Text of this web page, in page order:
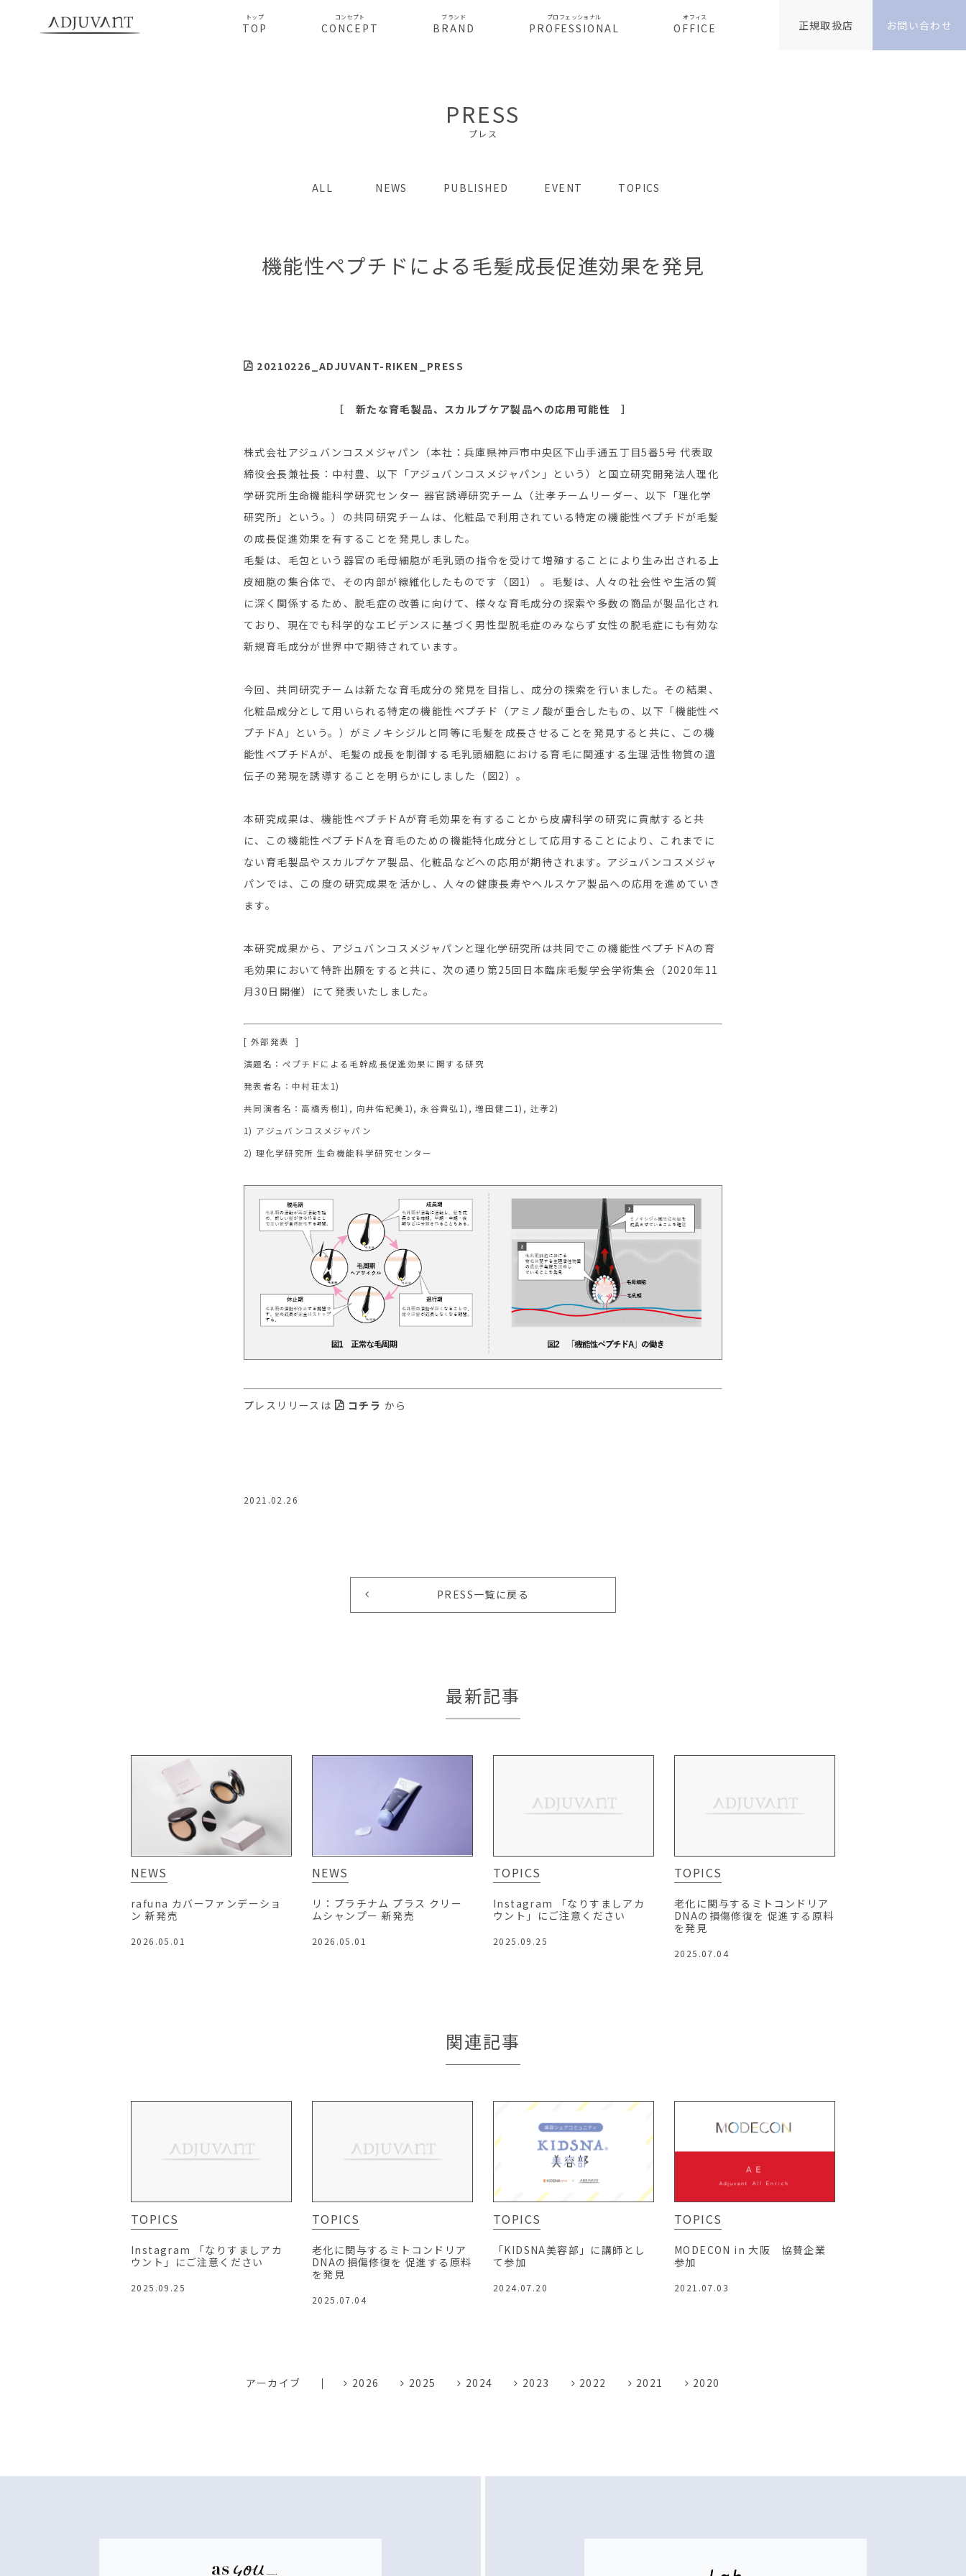
トップ
TOP
コンセプト
CONCEPT
ブランド
BRAND
プロフェッショナル
PROFESSIONAL
オフィス
OFFICE 正規取扱店 お問い合わせ
PRESS
プレス
ALL NEWS PUBLISHED EVENT TOPICS
機能性ペプチドによる毛髪成長促進効果を発見
20210226_ADJUVANT-RIKEN_PRESS
［ 新たな育毛製品、スカルプケア製品への応用可能性 ］
株式会社アジュバンコスメジャパン（本社：兵庫県神戸市中央区下山手通五丁目5番5号 代表取
締役会長兼社長：中村豊、以下「アジュバンコスメジャパン」という）と国立研究開発法人理化
学研究所生命機能科学研究センター 器官誘導研究チーム（辻孝チームリーダー、以下「理化学
研究所」という。）の共同研究チームは、化粧品で利用されている特定の機能性ペプチドが毛髪
の成長促進効果を有することを発見しました。
毛髪は、毛包という器官の毛母細胞が毛乳頭の指令を受けて増殖することにより生み出される上
皮細胞の集合体で、その内部が線維化したものです（図1） 。毛髪は、人々の社会性や生活の質
に深く関係するため、脱毛症の改善に向けて、様々な育毛成分の探索や多数の商品が製品化され
ており、現在でも科学的なエビデンスに基づく男性型脱毛症のみならず女性の脱毛症にも有効な
新規育毛成分が世界中で期待されています。
今回、共同研究チームは新たな育毛成分の発見を目指し、成分の探索を行いました。その結果、
化粧品成分として用いられる特定の機能性ペプチド（アミノ酸が重合したもの、以下「機能性ペ
プチドA」という。）がミノキシジルと同等に毛髪を成長させることを発見すると共に、この機
能性ペプチドAが、毛髪の成長を制御する毛乳頭細胞における育毛に関連する生理活性物質の遺
伝子の発現を誘導することを明らかにしました（図2）。
本研究成果は、機能性ペプチドAが育毛効果を有することから皮膚科学の研究に貢献すると共
に、この機能性ペプチドAを育毛のための機能特化成分として応用することにより、これまでに
ない育毛製品やスカルプケア製品、化粧品などへの応用が期待されます。アジュバンコスメジャ
パンでは、この度の研究成果を活かし、人々の健康長寿やヘルスケア製品への応用を進めていき
ます。
本研究成果から、アジュバンコスメジャパンと理化学研究所は共同でこの機能性ペプチドAの育
毛効果において特許出願をすると共に、次の通り第25回日本臨床毛髪学会学術集会（2020年11
月30日開催）にて発表いたしました。
[ 外部発表 ]
演題名：ペプチドによる毛幹成長促進効果に関する研究
発表者名：中村荘太1)
共同演者名：高橋秀樹1), 向井佑紀美1), 永谷貴弘1), 増田健二1), 辻孝2)
1) アジュバンコスメジャパン
2) 理化学研究所 生命機能科学研究センター
プレスリリースは コチラ から
2021.02.26
PRESS一覧に戻る
最新記事
NEWS
rafuna カバーファンデーショ
ン 新発売
2026.05.01
NEWS
リ：プラチナム プラス クリー
ムシャンプー 新発売
2026.05.01
TOPICS
Instagram 「なりすましアカ
ウント」にご注意ください
2025.09.25
TOPICS
老化に関与するミトコンドリア
DNAの損傷修復を 促進する原料
を発見
2025.07.04
関連記事
TOPICS
Instagram 「なりすましアカ
ウント」にご注意ください
2025.09.25
TOPICS
老化に関与するミトコンドリア
DNAの損傷修復を 促進する原料
を発見
2025.07.04
TOPICS
「KIDSNA美容部」に講師とし
て参加
2024.07.20
TOPICS
MODECON in 大阪 協賛企業
参加
2021.07.03
アーカイブ 2026 2025 2024 2023 2022 2021 2020